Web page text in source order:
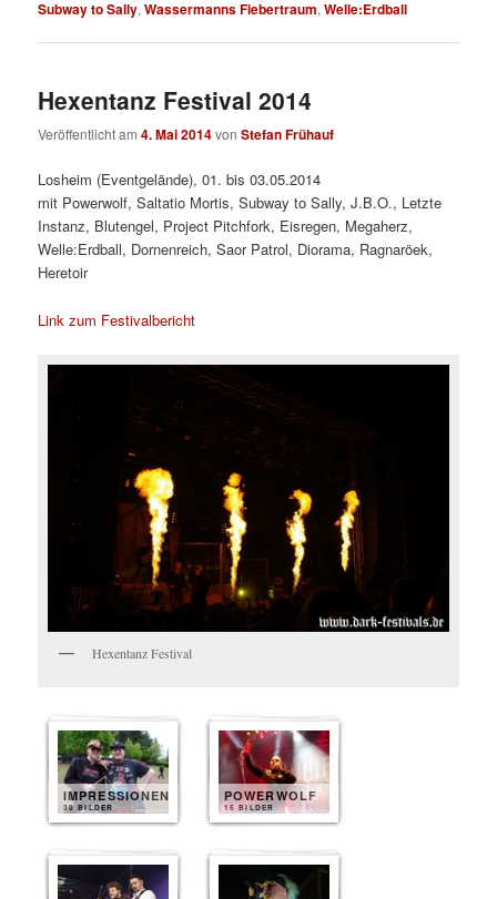
Subway to Sally,Wassermanns Fiebertraum,Welle:Erdball
Hexentanz Festival 2014
Veröffentlicht am4. Mai 2014vonStefan Frühauf
Losheim (Eventgelände), 01. bis 03.05.2014
mit Powerwolf, Saltatio Mortis, Subway to Sally, J.B.O., Letzte
Instanz, Blutengel, Project Pitchfork, Eisregen, Megaherz,
Welle:Erdball, Dornenreich, Saor Patrol, Diorama, Ragnaröek,
Heretoir
Link zum Festivalbericht
Hexentanz Festival
IMPRESSIONEN
30 BILDER
POWERWOLF
15 BILDER